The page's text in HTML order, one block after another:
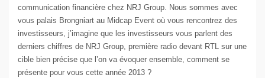
communication financière chez NRJ Group. Nous sommes avec
vous palais Brongniart au Midcap Event où vous rencontrez des
investisseurs, j’imagine que les investisseurs vous parlent des
derniers chiffres de NRJ Group, première radio devant RTL sur une
cible bien précise que l’on va évoquer ensemble, comment se
présente pour vous cette année 2013 ?